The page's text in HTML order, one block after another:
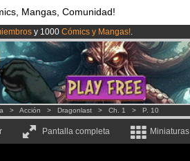
Mangas, Comunidad!
y 1000 Cómics y Mangas!.
desormado lanzado!.
por3.95 euros al mes!Hazte Premium ya
> Acción > Dragonlast > Ch. 1 > P. 10
Pantalla completa Miniaturas